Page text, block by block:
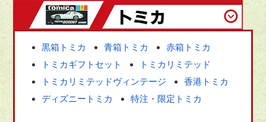
黒箱トミカ 青箱トミカ
赤箱トミカ
トミカギフトセット
トミカリミテッド
トミカリミテッドヴィンテージ
香港トミカ
ディズニートミカ
特注・限定トミカ